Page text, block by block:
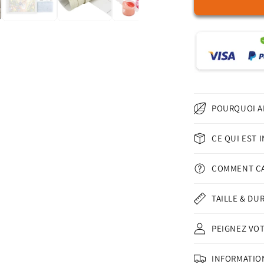
Cerf
Peinture
par
POURQUOI
CE QUI EST
COMMENT
TAILLE &
PEIGNEZ